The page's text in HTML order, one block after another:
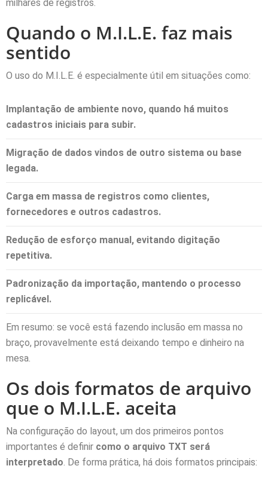
milhares de registros.
Quando o M.I.L.E. faz mais
sentido
O uso do M.I.L.E. é especialmente útil em situações como:
Implantação de ambiente novo, quando há muitos
cadastros iniciais para subir.
Migração de dados vindos de outro sistema ou base
legada.
Carga em massa de registros como clientes,
fornecedores e outros cadastros.
Redução de esforço manual, evitando digitação
repetitiva.
Padronização da importação, mantendo o processo
replicável.
Em resumo: se você está fazendo inclusão em massa no
braço, provavelmente está deixando tempo e dinheiro na
mesa.
Os dois formatos de arquivo
que o M.I.L.E. aceita
Na configuração do layout, um dos primeiros pontos
importantes é definir como o arquivo TXT será
interpretado. De forma prática, há dois formatos principais: